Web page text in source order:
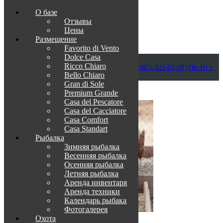
Приветствуем в Венеции на Каспии!
info@otdih-v-astrakhani.ru Как нас найти
+7 (967) 822-02-08 (Пн-Пт с
09:00 до 18:00)
Забронировать
О базе
Отзывы
Цены
Размещение
Favorito di Vento
Dolce Casa
Ricco Chiaro
Bello Chiaro
Gran di Sole
Premium Grande
Casa del Pescatore
Casa del Cacсiatore
Casa Comfort
Casa Standart
Рыбалка
Зимняя рыбалка
Весенняя рыбалка
Осенняя рыбалка
Летняя рыбалка
Аренда инвентаря
Аренда техники
Календарь рыбака
Фотогалерея
Охота